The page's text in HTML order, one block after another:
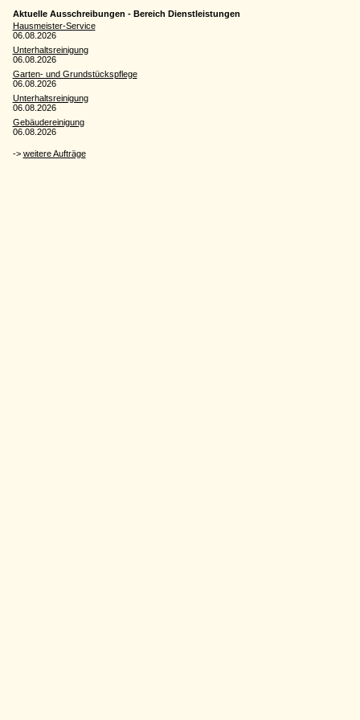
Aktuelle Ausschreibungen - Bereich Dienstleistungen
Hausmeister-Service
06.08.2026
Unterhaltsreinigung
06.08.2026
Garten- und Grundstückspflege
06.08.2026
Unterhaltsreinigung
06.08.2026
Gebäudereinigung
06.08.2026
-> weitere Aufträge